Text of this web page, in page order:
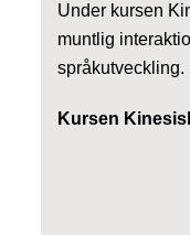
Under kursen
muntlig
språkutveckling.
Kursen